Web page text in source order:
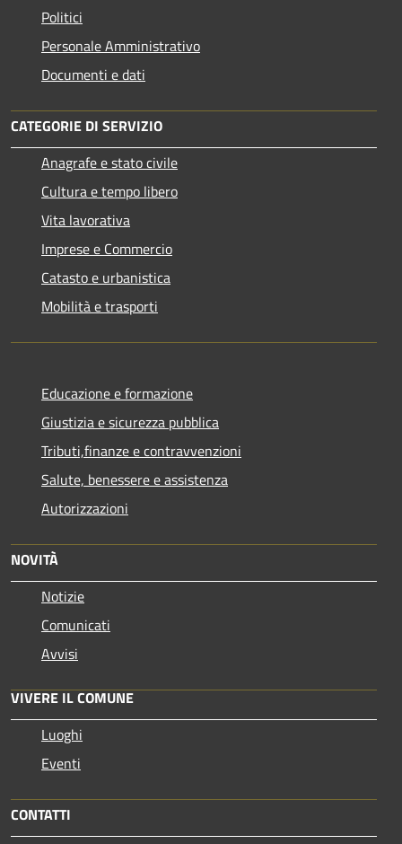
Politici
Personale Amministrativo
Documenti e dati
CATEGORIE DI SERVIZIO
Anagrafe e stato civile
Cultura e tempo libero
Vita lavorativa
Imprese e Commercio
Catasto e urbanistica
Mobilità e trasporti
Educazione e formazione
Giustizia e sicurezza pubblica
Tributi,finanze e contravvenzioni
Salute, benessere e assistenza
Autorizzazioni
NOVITÀ
Notizie
Comunicati
Avvisi
VIVERE IL COMUNE
Luoghi
Eventi
CONTATTI